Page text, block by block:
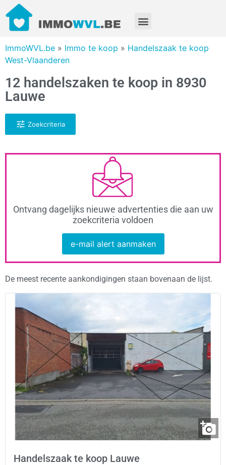
ImmoWVL.be » Immo te koop » Handelszaak te koop
West-Vlaanderen
12 handelszaken te koop in 8930
Lauwe
Zoekcriteria
Ontvang dagelijks nieuwe advertenties die aan uw
zoekcriteria voldoen
e-mail alert aanmaken
De meest recente aankondigingen staan bovenaan de lijst.
Handelszaak te koop Lauwe